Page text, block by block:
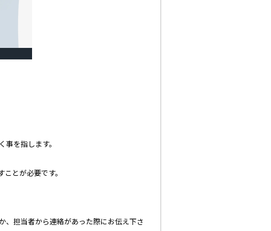
事を指します。
とが必要です。
、担当者から連絡があった際にお伝え下さ